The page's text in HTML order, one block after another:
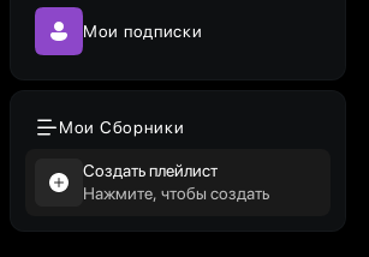
Мои подписки
Мои Сборники
Создать плейлист
Нажмите, чтобы создать